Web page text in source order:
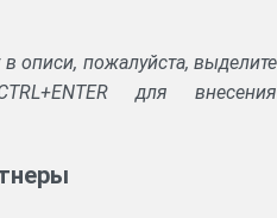
описи, пожалуйста, выделите
для внесения